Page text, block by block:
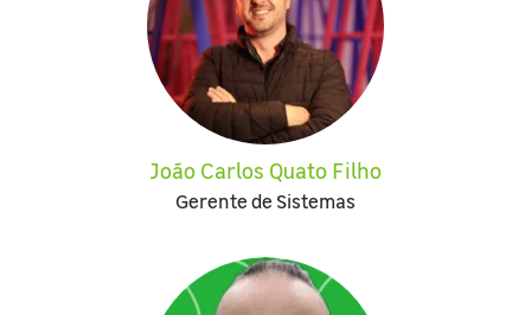
João Carlos Quato Filho
Gerente de Sistemas